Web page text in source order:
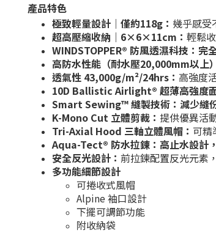
產品特色
極致輕量設計｜僅約118g： 幾乎感受
超高壓縮收納｜6×6×11cm ： 輕鬆
WINDSTOPPER® 防風透濕科技 ： 完
高防水性能（耐水壓20,000mm以上）
透氣性 43,000g/m²/24hrs ： 高強度
10D Ballistic Airlight® 超薄高強度
Smart Sewing™ 縫製技術 ： 減少縫
K-Mono Cut 立體剪裁 ： 提供優異活
Tri-Axial Hood 三軸立體風帽 ： 可精
Aqua-Tect® 防水拉鍊 ： 高止水設計
安全反光設計 ： 前拉鍊配置反光元素
多功能細節設計
可捲收式風帽
Alpine 袖口設計
下擺可調節功能
附收納袋